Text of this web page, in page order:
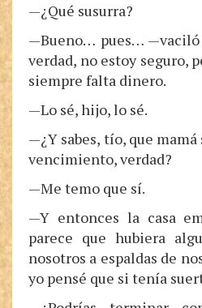
—¿Qué susurra?
—Bueno… pues…
verdad, no estoy seguro,
siempre falta dinero.
—Lo sé, hijo, lo sé.
—¿Y sabes, tío, que
vencimiento, verdad?
—Me temo que sí.
—Y entonces la casa
parece que hubiera
nosotros a espaldas de
yo pensé que si tenía